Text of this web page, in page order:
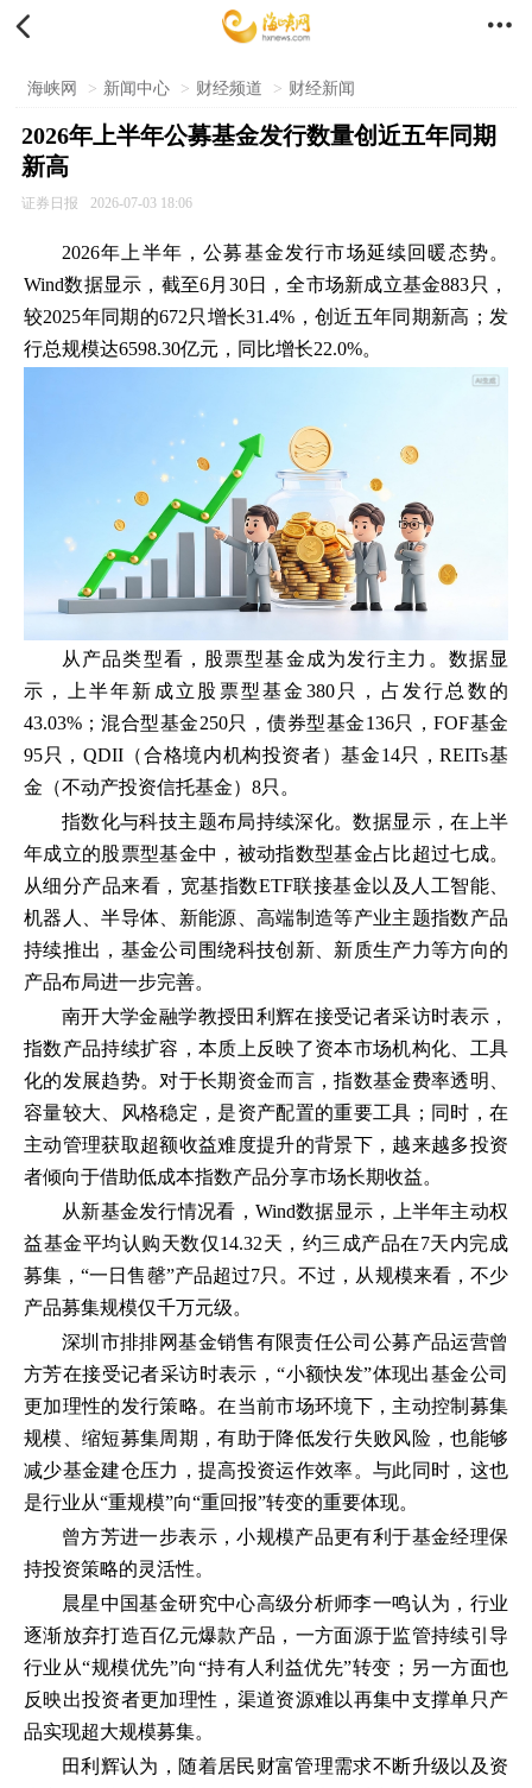
 
海峡网 > 新闻中心 > 财经频道 > 财经新闻
2026年上半年公募基金发行数量创近五年同期
新高
证券日报 2026-07-03 18:06
2026年上半年，公募基金发行市场延续回暖态势。
Wind数据显示，截至6月30日，全市场新成立基金883只，
较2025年同期的672只增长31.4%，创近五年同期新高；发
行总规模达6598.30亿元，同比增长22.0%。
从产品类型看，股票型基金成为发行主力。数据显
示，上半年新成立股票型基金380只，占发行总数的
43.03%；混合型基金250只，债券型基金136只，FOF基金
95只，QDII（合格境内机构投资者）基金14只，REITs基
金（不动产投资信托基金）8只。
指数化与科技主题布局持续深化。数据显示，在上半
年成立的股票型基金中，被动指数型基金占比超过七成。
从细分产品来看，宽基指数ETF联接基金以及人工智能、
机器人、半导体、新能源、高端制造等产业主题指数产品
持续推出，基金公司围绕科技创新、新质生产力等方向的
产品布局进一步完善。
南开大学金融学教授田利辉在接受记者采访时表示，
指数产品持续扩容，本质上反映了资本市场机构化、工具
化的发展趋势。对于长期资金而言，指数基金费率透明、
容量较大、风格稳定，是资产配置的重要工具；同时，在
主动管理获取超额收益难度提升的背景下，越来越多投资
者倾向于借助低成本指数产品分享市场长期收益。
从新基金发行情况看，Wind数据显示，上半年主动权
益基金平均认购天数仅14.32天，约三成产品在7天内完成
募集，“一日售罄”产品超过7只。不过，从规模来看，不少
产品募集规模仅千万元级。
深圳市排排网基金销售有限责任公司公募产品运营曾
方芳在接受记者采访时表示，“小额快发”体现出基金公司
更加理性的发行策略。在当前市场环境下，主动控制募集
规模、缩短募集周期，有助于降低发行失败风险，也能够
减少基金建仓压力，提高投资运作效率。与此同时，这也
是行业从“重规模”向“重回报”转变的重要体现。
曾方芳进一步表示，小规模产品更有利于基金经理保
持投资策略的灵活性。
晨星中国基金研究中心高级分析师李一鸣认为，行业
逐渐放弃打造百亿元爆款产品，一方面源于监管持续引导
行业从“规模优先”向“持有人利益优先”转变；另一方面也
反映出投资者更加理性，渠道资源难以再集中支撑单只产
品实现超大规模募集。
田利辉认为，随着居民财富管理需求不断升级以及资